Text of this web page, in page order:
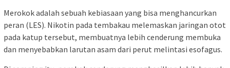
Merokok adalah sebuah kebiasaan yang bisa menghancurkan
peran (LES). Nikotin pada tembakau melemaskan jaringan otot
pada katup tersebut, membuatnya lebih cenderung membuka
dan menyebabkan larutan asam dari perut melintasi esofagus.